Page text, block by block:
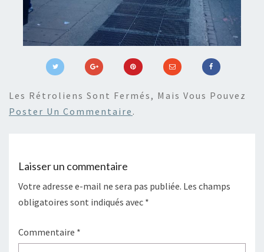
Les Rétroliens Sont Fermés, Mais Vous Pouvez
Poster Un Commentaire .
Laisser un commentaire
Votre adresse e-mail ne sera pas publiée. Les champs
obligatoires sont indiqués avec *
Commentaire *